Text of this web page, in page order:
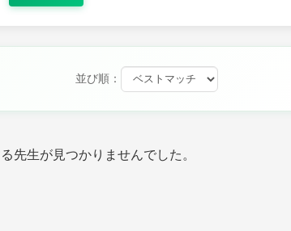
並び順：
先生が見つかりませんでした。